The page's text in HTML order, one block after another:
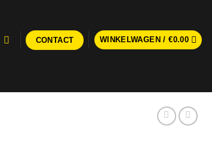
CONTACT WINKELWAGEN /€0.00